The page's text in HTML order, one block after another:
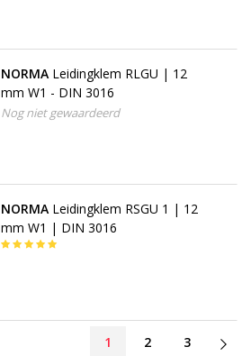
NORMA Leidingklem RLGU | 12
mm W1 - DIN 3016
Nog niet gewaardeerd
NORMA Leidingklem RSGU 1 | 12
mm W1 | DIN 3016
1 2 3